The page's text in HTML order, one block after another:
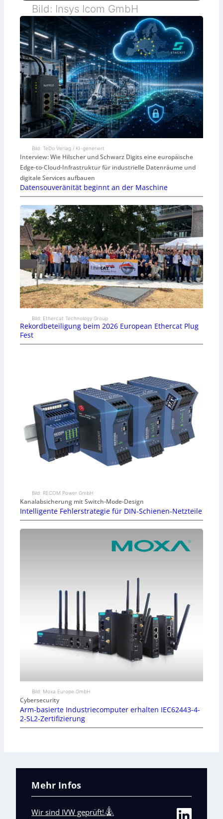
Bild: Insys Icom GmbH
Bild: TeDo Verlag / KI-generiert
Interview: Wie Hilscher und Schwarz Digits eine europäische
Edge-to-Cloud-Infrastruktur für industrielle Datenräume und
digitale Services aufbauen
Datensouveränität beginnt an der Maschine
Bild: Ethercat Technology Group
Rekordbeteiligung beim 2026 European Ethercat Plug
Fest
Bild: RECOM Power GmbH
Kanalabsicherung mit Switch-Mode-Design
Intelligente Fehlerstrategie für DIN-Schienen-Netzteile
Bild: Moxa Europe GmbH
Cybersecurity
Arm-basierte Industriecomputer erhalten IEC62443-4-
2-SL2-Zertifizierung
Mehr Infos
Wir sind IVW geprüft!